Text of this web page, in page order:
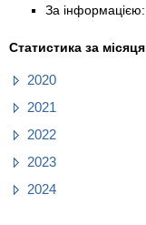
За інформацією:
Статистика за
2020
2021
2022
2023
2024